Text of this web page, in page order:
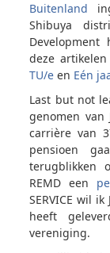
Buitenland
Shibuya
deze
TU/e en Eén
Last but not
genomen van
carrière van
pensioen
terugblikken
REMD een
SERVICE wil
heeft
vereniging.